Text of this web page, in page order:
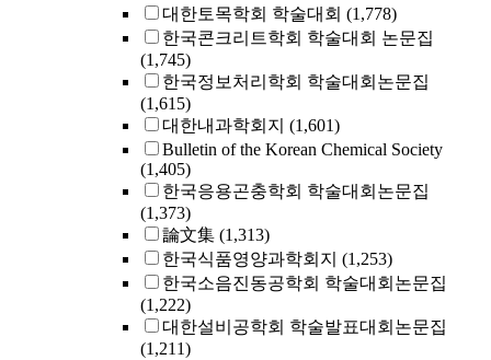
대한토목학회 학술대회 (1,778)
한국콘크리트학회 학술대회 논문집
(1,745)
한국정보처리학회 학술대회논문집
(1,615)
대한내과학회지 (1,601)
Bulletin of the Korean Chemical Society
(1,405)
한국응용곤충학회 학술대회논문집
(1,373)
論文集 (1,313)
한국식품영양과학회지 (1,253)
한국소음진동공학회 학술대회논문집
(1,222)
대한설비공학회 학술발표대회논문집
(1,211)